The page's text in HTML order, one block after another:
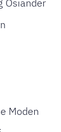
Osiander
Moden